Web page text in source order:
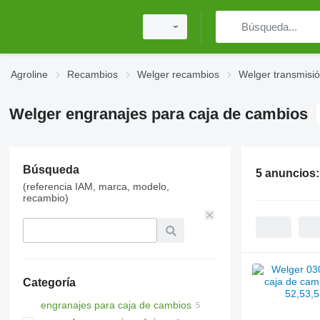
Agroline Recambios Welger recambios Welger
Welger engranajes para caja de cambios
Búsqueda
(referencia IAM, marca, modelo,
recambio)
Categoría
engranajes para caja de cambios
5 anuncios: